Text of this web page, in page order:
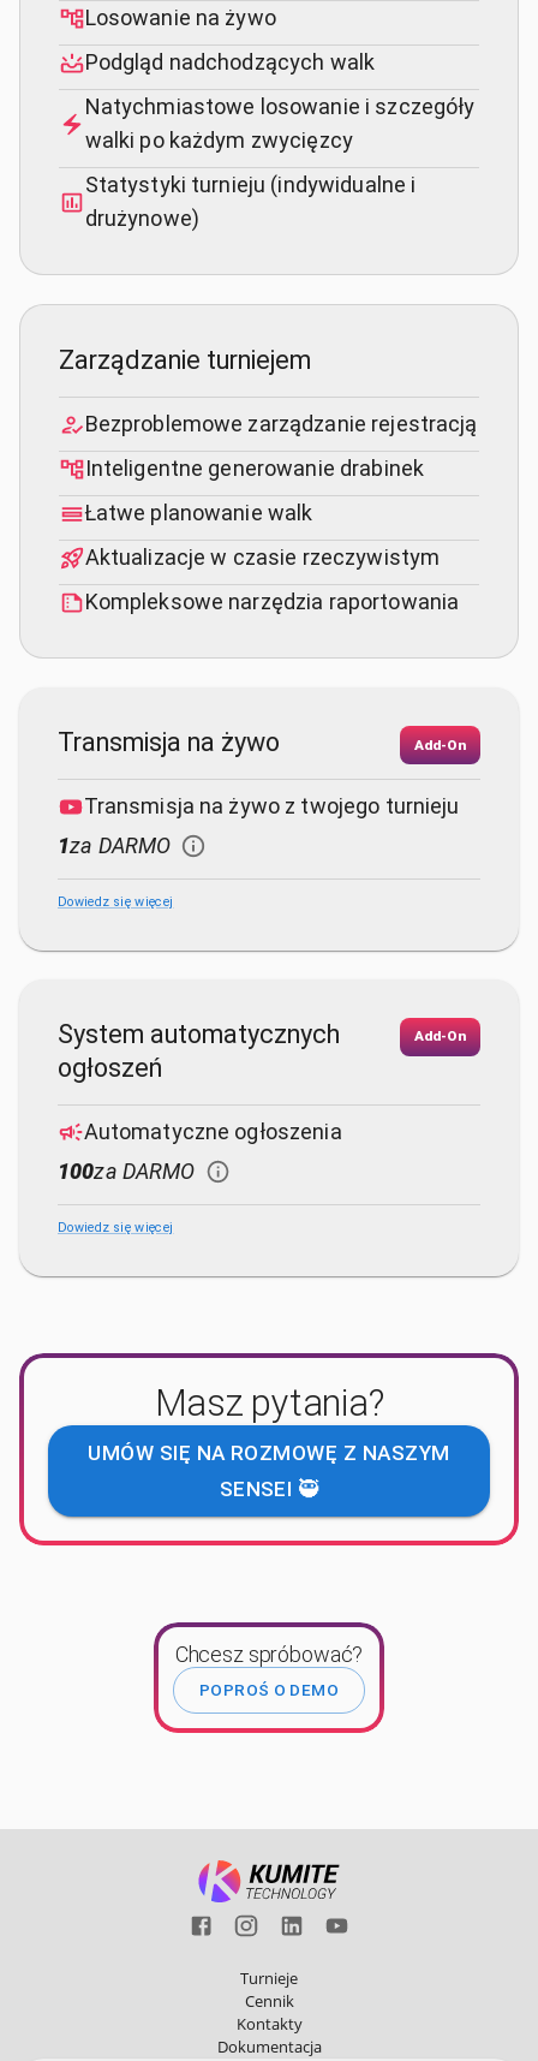
Losowanie na żywo
Podgląd nadchodzących walk
Natychmiastowe losowanie i szczegóły
walki po każdym zwycięzcy
Statystyki turnieju (indywidualne i
drużynowe)
Zarządzanie turniejem
Bezproblemowe zarządzanie rejestracją
Inteligentne generowanie drabinek
Łatwe planowanie walk
Aktualizacje w czasie rzeczywistym
Kompleksowe narzędzia raportowania
Transmisja na żywo Add-On
Transmisja na żywo z twojego turnieju
1za DARMO
Dowiedz się więcej
System automatycznych
ogłoszeń
Add-On
Automatyczne ogłoszenia
100za DARMO
Dowiedz się więcej
Masz pytania?
UMÓW SIĘ NA ROZMOWĘ Z NASZYM
SENSEI 🥷
Chcesz spróbować?
POPROŚ O DEMO
Turnieje
Cennik
Kontakty
Dokumentacja